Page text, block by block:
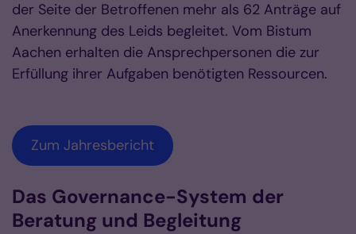
der Seite der Betroffenen mehr als 62 Anträge auf
Anerkennung des Leids begleitet. Vom Bistum
Aachen erhalten die Ansprechpersonen die zur
Erfüllung ihrer Aufgaben benötigten Ressourcen.
Zum Jahresbericht
Das Governance-System der
Beratung und Begleitung